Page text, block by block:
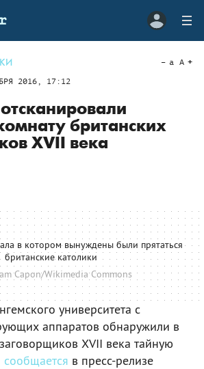
2016, 17:12
a A
британских
XVII века
в котором вынуждены были прятаться
британские католики
Capon/Wikimedia Commons
университета с
аппаратов обнаружили в
XVII века тайную
сообщается в пресс-релизе